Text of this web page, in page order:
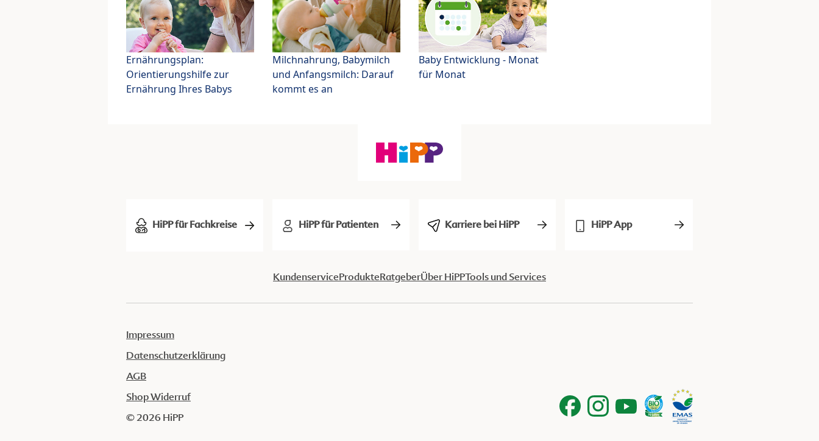
Ernährungsplan:
Orientierungshilfe zur
Ernährung Ihres Babys
Milchnahrung, Babymilch
und Anfangsmilch: Darauf
kommt es an
Baby Entwicklung - Monat
für Monat
HiPP für Fachkreise HiPP für Patienten Karriere bei HiPP HiPP App
KundenserviceProdukteRatgeberÜber HiPPTools und Services
Impressum
Datenschutzerklärung
AGB
Shop Widerruf
© 2026 HiPP